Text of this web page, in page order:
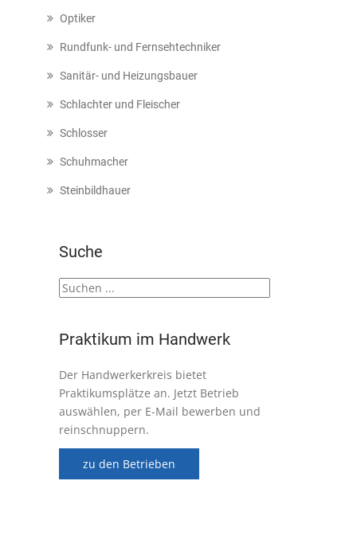
Optiker
Rundfunk- und Fernsehtechniker
Sanitär- und Heizungsbauer
Schlachter und Fleischer
Schlosser
Schuhmacher
Steinbildhauer
Suche
Praktikum im Handwerk
Der Handwerkerkreis bietet
Praktikumsplätze an. Jetzt Betrieb
auswählen, per E-Mail bewerben und
reinschnuppern.
zu den Betrieben